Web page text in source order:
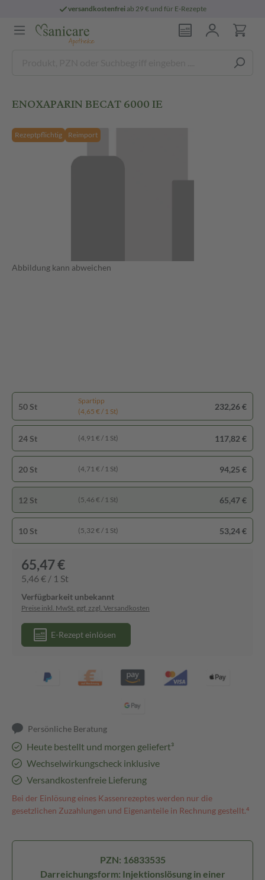
versandkostenfreiab 29 € und für E-Rezepte
ENOXAPARIN BECAT 6000 IE
Rezeptpflichtig Reimport
Abbildung kann abweichen
50 St
Spartipp
(4,65 € / 1 St)
232,26 €
24 St (4,91 € / 1 St) 117,82 €
20 St (4,71 € / 1 St) 94,25 €
12 St (5,46 € / 1 St) 65,47 €
10 St (5,32 € / 1 St) 53,24 €
65,47 €
5,46 € / 1 St
Verfügbarkeit unbekannt
Preise inkl. MwSt. ggf. zzgl. Versandkosten
E-Rezept einlösen
Persönliche Beratung
Heute bestellt und morgen geliefert³
Wechselwirkungscheck inklusive
Versandkostenfreie Lieferung
Bei der Einlösung eines Kassenrezeptes werden nur die
gesetzlichen Zuzahlungen und Eigenanteile in Rechnung gestellt.⁴
PZN: 16833535
Darreichungsform: Injektionslösung in einer